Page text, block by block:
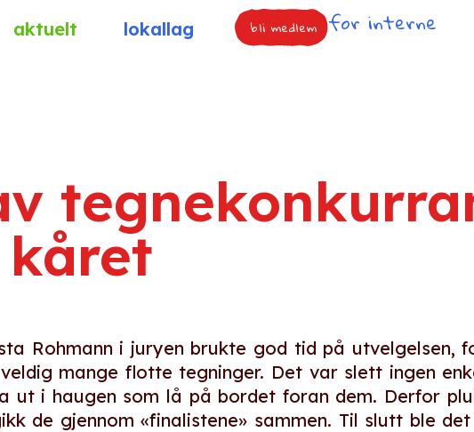
aktuelt lokallag bli medlem for interne
Rohmann i juryen brukte god tid på utvelgelsen,
mange flotte tegninger. Det var slett ingen
ut i haugen som lå på bordet foran dem. Derfor
de gjennom «finalistene» sammen. Til slutt ble